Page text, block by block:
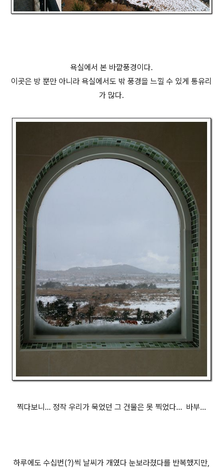
욕실에서 본 바깥풍경이다.
이곳은 방 뿐만 아니라 욕실에서도 밖 풍경을 느낄 수 있게 통유리
가 많다.
찍다보니... 정작 우리가 묵었던 그 건물은 못 찍었다... 바부...
하루에도 수십번(?)씩 날씨가 개였다 눈보라쳤다를 반복했지만,